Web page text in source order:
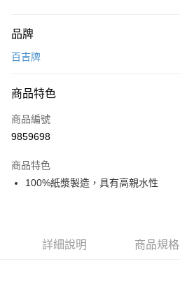
信用卡一次付款
Apple Pay
街口支付
Google Pay
相關說明
品牌
百吉牌
商品特色
商品編號
9859698
商品特色
100%紙漿製造，具有高親水性
詳細說明 商品規格